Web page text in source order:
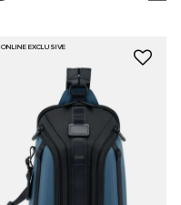
ONLINE EXCLUSIVE